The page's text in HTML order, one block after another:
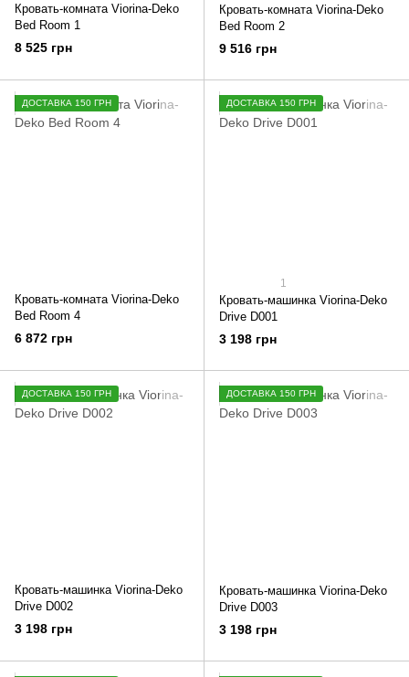
Кровать-комната Viorina-Deko
Bed Room 1
8 525 грн
Кровать-комната Viorina-Deko
Bed Room 2
9 516 грн
ДОСТАВКА 150 ГРН
Кровать-комната Viorina-Deko
Bed Room 4
6 872 грн
ДОСТАВКА 150 ГРН
1
Кровать-машинка Viorina-Deko
Drive D001
3 198 грн
ДОСТАВКА 150 ГРН
Кровать-машинка Viorina-Deko
Drive D002
3 198 грн
ДОСТАВКА 150 ГРН
Кровать-машинка Viorina-Deko
Drive D003
3 198 грн